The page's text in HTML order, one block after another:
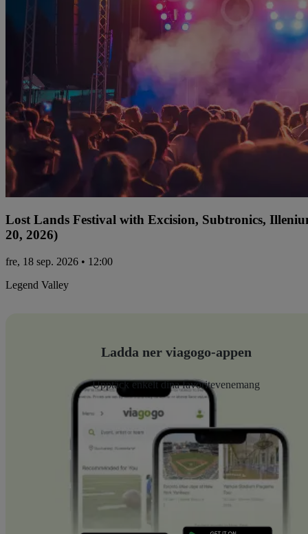
Lost Lands Festival with Excision, Subtronics,
20, 2026)
fre, 18 sep. 2026 • 12:00
Legend Valley
Ladda ner viagogo-appen
Upptäck enkelt dina favoritevenemang